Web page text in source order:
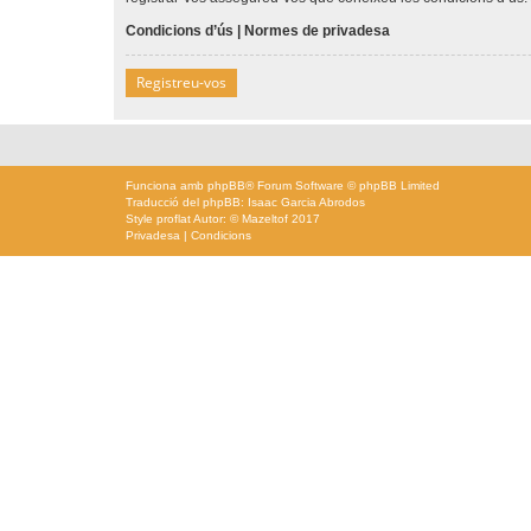
Condicions d’ús
Normes de privadesa
Registreu-vos
Funciona amb phpBB® Forum Software © phpBB Limited
Traducció del phpBB: Isaac Garcia Abrodos
Style proflatAutor: © Mazeltof 2017
Privadesa
Condicions